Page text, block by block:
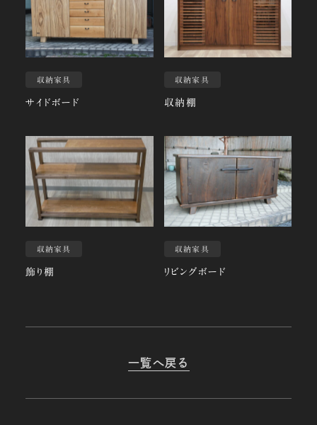
収納家具
サイドボード
収納家具
収納棚
収納家具
飾り棚
収納家具
リビングボード
一覧へ戻る